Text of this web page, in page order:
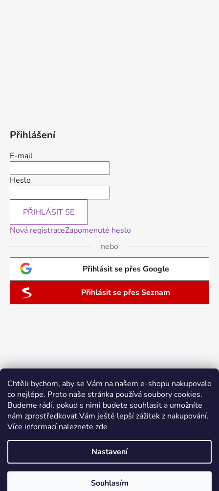
Chtěli bychom, aby se Vám na našem e-shopu nakupovalo
co nejlépe. Proto naše stránka používá soubory cookies.
Budeme rádi, pokud s nimi budete souhlasit a umožníte
nám zprostředkovat Vám ještě lepší zážitek z nakupování.
Více informací naleznete zde
Nastavení
Souhlasím
Přihlášení
E-mail
Heslo
PŘIHLÁSIT SE
Nová registraceZapomenuté heslo
nebo
Přihlásit se přes Google
Přihlásit se přes Seznam
Vytvořil Shoptet
ebyliny.cz. Všechna práva vyhrazena.